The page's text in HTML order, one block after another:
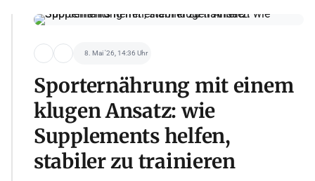
8. Mai '26, 14:36 Uhr
Sporternährung mit einem
klugen Ansatz: wie
Supplements helfen,
stabiler zu trainieren